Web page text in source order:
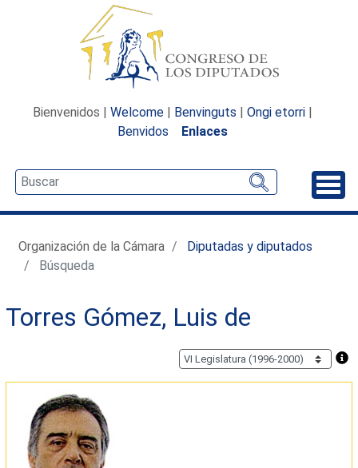
Bienvenidos | Welcome | Benvinguts | Ongi etorri |
Benvidos
Enlaces
Organización de la Cámara
Diputadas y diputados
Búsqueda
Torres Gómez, Luis de